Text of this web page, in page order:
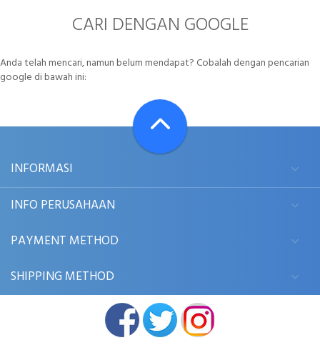
CARI DENGAN GOOGLE
Anda telah mencari, namun belum mendapat? Cobalah dengan pencarian
google di bawah ini:
INFORMASI
INFO PERUSAHAAN
PAYMENT METHOD
SHIPPING METHOD